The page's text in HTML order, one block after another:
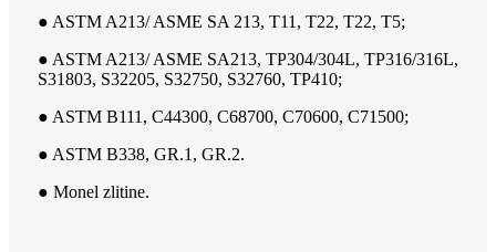
● ASTM A213/ ASME SA 213, T11, T22, T22, T5;
● ASTM A213/ ASME SA213, TP304/304L, TP316/316L,
S31803, S32205, S32750, S32760, TP410;
● ASTM B111, C44300, C68700, C70600, C71500;
● ASTM B338, GR.1, GR.2.
● Monel zlitine.